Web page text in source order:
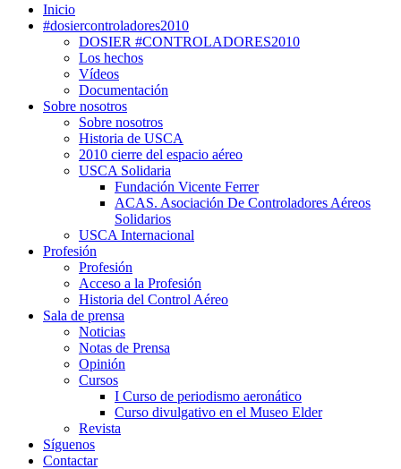
Inicio
#dosiercontroladores2010
DOSIER #CONTROLADORES2010
Los hechos
Vídeos
Documentación
Sobre nosotros
Sobre nosotros
Historia de USCA
2010 cierre del espacio aéreo
USCA Solidaria
Fundación Vicente Ferrer
ACAS. Asociación De Controladores Aéreos
Solidarios
USCA Internacional
Profesión
Profesión
Acceso a la Profesión
Historia del Control Aéreo
Sala de prensa
Noticias
Notas de Prensa
Opinión
Cursos
I Curso de periodismo aeronático
Curso divulgativo en el Museo Elder
Revista
Síguenos
Contactar